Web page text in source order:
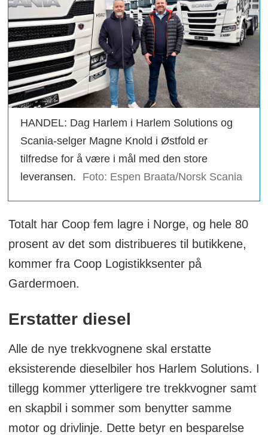
HANDEL: Dag Harlem i Harlem Solutions og
Scania-selger Magne Knold i Østfold er
tilfredse for å være i mål med den store
leveransen.
Foto: Espen Braata/Norsk Scania
Totalt har Coop fem lagre i Norge, og hele 80
prosent av det som distribueres til butikkene,
kommer fra Coop Logistikksenter på
Gardermoen.
Erstatter diesel
Alle de nye trekkvognene skal erstatte
eksisterende dieselbiler hos Harlem Solutions. I
tillegg kommer ytterligere tre trekkvogner samt
en skapbil i sommer som benytter samme
motor og drivlinje. Dette betyr en besparelse